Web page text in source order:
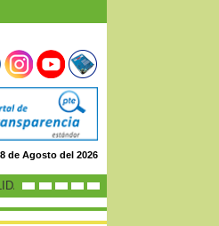
de Agosto del 2026
DE LA ECONOMÍA PERUANA”